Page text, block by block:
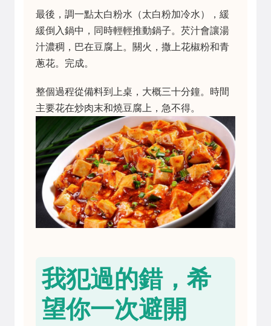
最後，調一點太白粉水（太白粉加冷水），緩
緩倒入鍋中，同時輕輕推動鍋子。芡汁會讓湯
汁濃稠，巴在豆腐上。關火，撒上花椒粉和青
蔥花。完成。
整個過程從備料到上桌，大概三十分鐘。時間
主要花在炒肉末和燒豆腐上，急不得。
我犯過的錯，希
望你一次避開